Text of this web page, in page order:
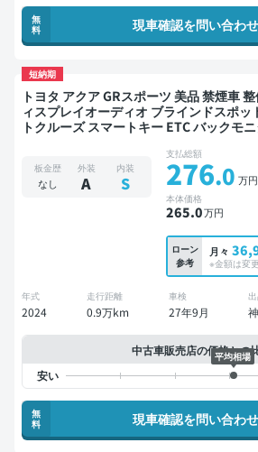
無
料
現車確認を問い合わ
短納期
トヨタ アクア GRスポーツ 美品 禁煙車 整備記録簿あり デ
ィスプレイオーディオ ブラインドスポッ
トクルーズ スマートキー ETC バックモ
板金歴
なし
外装
A
内装
S
支払総額
276.0 万円
本体価格
265.0万円
ローン
参考
月々
※金額は変
年式
2024
走行距離
0.9万km
車検
27年9月
中古車販売店の価格との
平均相場
無
料
現車確認を問い合わ